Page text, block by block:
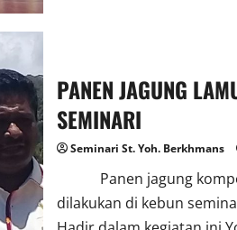
PANEN JAGUNG
SEMINARI
Seminari St. Yoh. Berkhmans
Panen jagung
dilakukan di kebun